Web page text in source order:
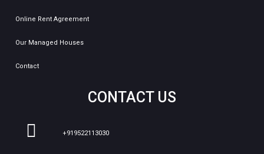
Online Rent Agreement
Our Managed Houses
Contact
CONTACT US
+919522113030